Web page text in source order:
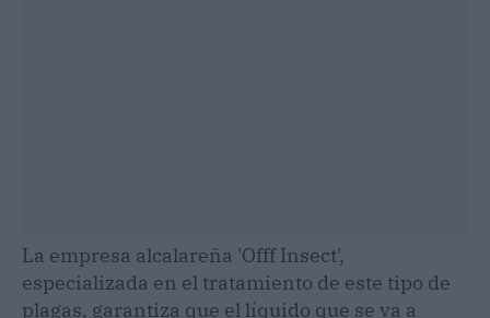
La empresa alcalareña 'Offf Insect',
especializada en el tratamiento de este tipo de
plagas, garantiza que el líquido que se va a